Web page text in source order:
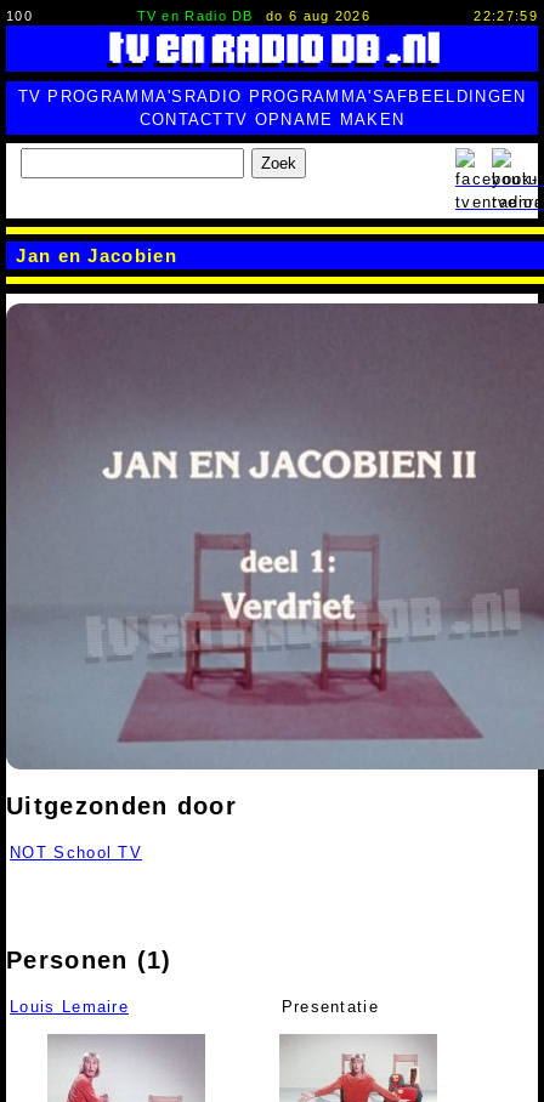
100 TV en Radio DB do 6 aug 2026 22:28:00
TV PROGRAMMA'S RADIO PROGRAMMA'SAFBEELDINGEN
CONTACTTV OPNAME MAKEN
Zoek
Jan en Jacobien
Uitgezonden door
NOT School TV
Personen (1)
Louis Lemaire Presentatie